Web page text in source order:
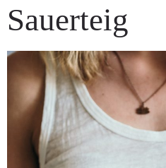
Sauerteig